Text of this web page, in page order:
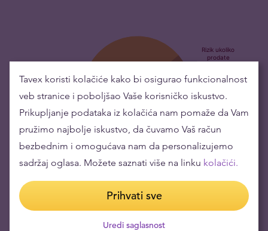
Kupovina zlatnih predmeta znači niske rizike i
Vrednost zlata je porasla tokom godina što ga čini odličnim za
održavanje ili povećanje bogatstva.
Tavex koristi kolačiće kako bi osigurao funkcionalnost
veb stranice i poboljšao Vaše korisničko iskustvo.
Prikupljanje podataka iz kolačića nam pomaže da Vam
pružimo najbolje iskustvo, da čuvamo Vaš račun
bezbednim i omogućava nam da personalizujemo
sadržaj oglasa. Možete saznati više na linku kolačići.
Prihvati sve
Uredi saglasnost